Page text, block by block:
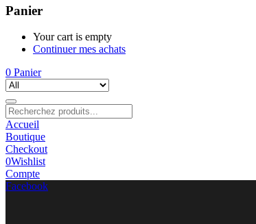
Panier
Your cart is empty
Continuer mes achats
0 Panier
Accueil
Boutique
Checkout
0Wishlist
Compte
Facebook